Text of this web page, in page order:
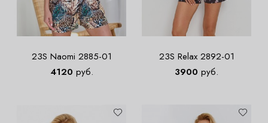
23S Naomi 2885-01
4120 руб.
23S Relax 2892-01
3900 руб.